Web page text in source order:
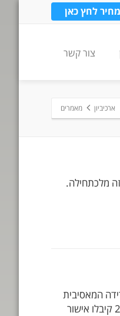
לחץ כאן
צור קשר
ארכיביון מאמרים
מלכתחילה.
והסריקההירידה המאסיבית
חלה בעקבות סגירת מרבית המשרדים, סגירת עסקים וירידה חדה בפעילות העסקית במשק הישראלי.תרמה לכך העובדה שמרבית העובדים בחודשים אפריל מאי 2020 קיבלו אישור